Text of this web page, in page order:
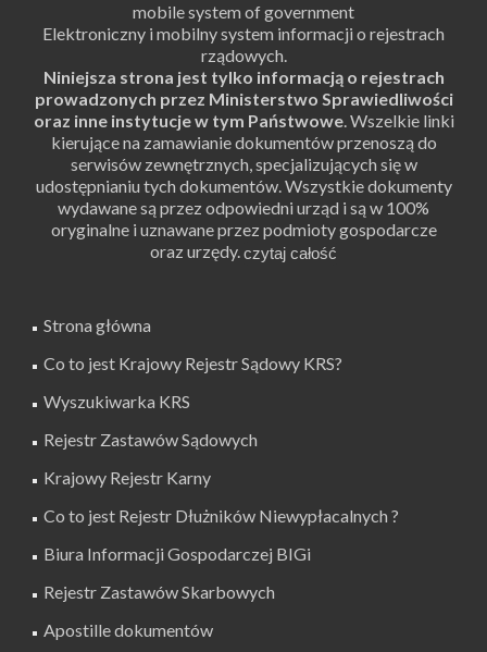
mobile system of government
Elektroniczny i mobilny system informacji o rejestrach
rządowych.
Niniejsza strona jest tylko informacją o rejestrach
prowadzonych przez Ministerstwo Sprawiedliwości
oraz inne instytucje w tym Państwowe. Wszelkie linki
kierujące na zamawianie dokumentów przenoszą do
serwisów zewnętrznych, specjalizujących się w
udostępnianiu tych dokumentów. Wszystkie dokumenty
wydawane są przez odpowiedni urząd i są w 100%
oryginalne i uznawane przez podmioty gospodarcze
oraz urzędy.
Strona główna
Co to jest Krajowy Rejestr Sądowy KRS?
Wyszukiwarka KRS
Rejestr Zastawów Sądowych
Krajowy Rejestr Karny
Co to jest Rejestr Dłużników Niewypłacalnych ?
Biura Informacji Gospodarczej BIGi
Rejestr Zastawów Skarbowych
Apostille dokumentów